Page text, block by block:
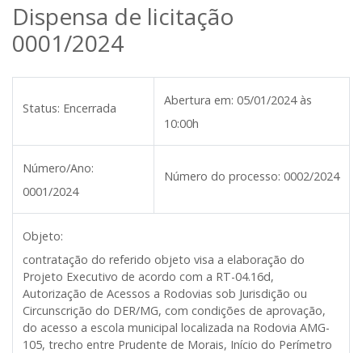
Dispensa de licitação
0001/2024
Status: Encerrada
Abertura em: 05/01/2024 às
10:00h
Número/Ano:
0001/2024
Número do processo: 0002/2024
Objeto:
contratação do referido objeto visa a elaboração do
Projeto Executivo de acordo com a RT-04.16d,
Autorização de Acessos a Rodovias sob Jurisdição ou
Circunscrição do DER/MG, com condições de aprovação,
do acesso a escola municipal localizada na Rodovia AMG-
105, trecho entre Prudente de Morais, Início do Perímetro